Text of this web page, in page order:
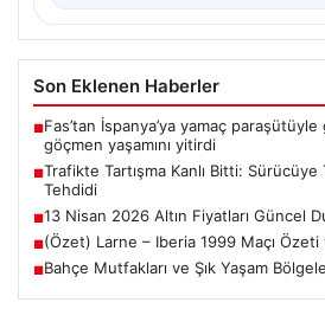
Son Eklenen Haberler
■Fas’tan İspanya’ya yamaç paraşütüyle
göçmen yaşamını yitirdi
■Trafikte Tartışma Kanlı Bitti:
Tehdidi
■13 Nisan 2026 Altın Fiyatları Güncel
■(Özet) Larne – Iberia 1999 Maçı Özeti
■Bahçe Mutfakları ve Şık Yaşam